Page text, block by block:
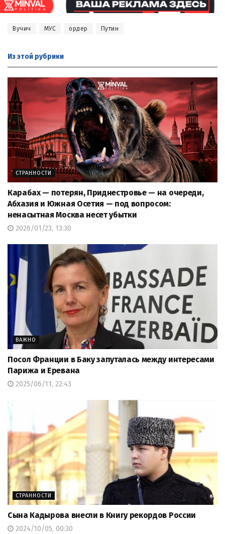
Вучич МУС ордер Путин
Из этой рубрики
СТРАННОСТИ
Карабах — потерян, Приднестровье — на очереди,
Абхазия и Южная Осетия — под вопросом:
ненасытная Москва несет убытки
2026/01/23, 13:30
ВАЖНО
Посол Франции в Баку запуталась между интересами
Парижа и Еревана
2025/06/11, 22:43
СТРАННОСТИ
Сына Кадырова внесли в Книгу рекордов России
2024/10/05, 00:30